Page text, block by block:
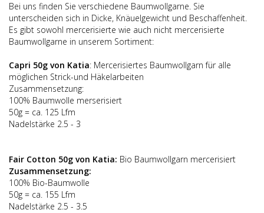
Bei uns finden Sie verschiedene Baumwollgarne. Sie
unterscheiden sich in Dicke, Knäuelgewicht und Beschaffenheit.
Es gibt sowohl mercerisierte wie auch nicht mercerisierte
Baumwollgarne in unserem Sortiment:
Capri 50g von Katia: Mercerisiertes Baumwollgarn für alle
möglichen Strick-und Häkelarbeiten
Zusammensetzung:
100% Baumwolle merserisiert
50g = ca. 125 Lfm
Nadelstärke 2.5 - 3
Fair Cotton 50g von Katia: Bio Baumwollgarn mercerisiert
Zusammensetzung:
100% Bio-Baumwolle
50g = ca. 155 Lfm
Nadelstärke 2.5 - 3.5